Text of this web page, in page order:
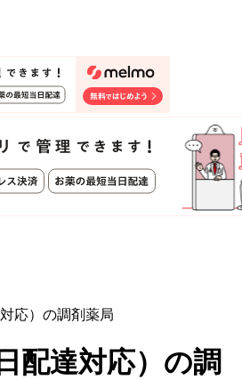
応）の調剤薬局
配達対応） の調